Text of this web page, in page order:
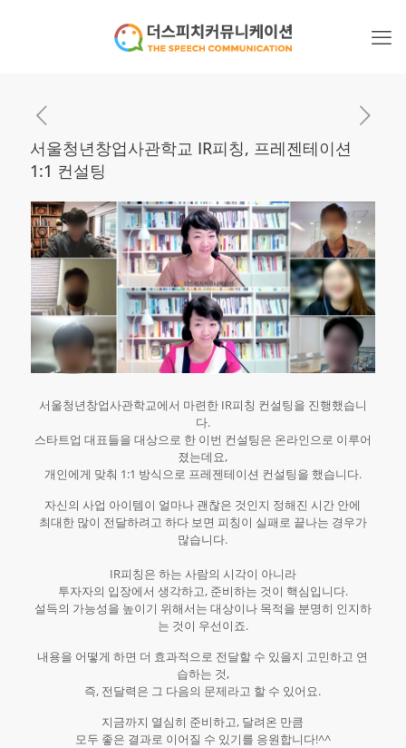
서울청년창업사관학교 IR피칭, 프레젠테이션
1:1 컨설팅
서울청년창업사관학교에서 마련한 IR피칭 컨설팅을 진행했습니
다.
스타트업 대표들을 대상으로 한 이번 컨설팅은 온라인으로 이루어
졌는데요,
개인에게 맞춰 1:1 방식으로 프레젠테이션 컨설팅을 했습니다.
자신의 사업 아이템이 얼마나 괜찮은 것인지 정해진 시간 안에
최대한 많이 전달하려고 하다 보면 피칭이 실패로 끝나는 경우가
많습니다.
IR피칭은 하는 사람의 시각이 아니라
투자자의 입장에서 생각하고, 준비하는 것이 핵심입니다.
설득의 가능성을 높이기 위해서는 대상이나 목적을 분명히 인지하
는 것이 우선이죠.
내용을 어떻게 하면 더 효과적으로 전달할 수 있을지 고민하고 연
습하는 것,
즉, 전달력은 그 다음의 문제라고 할 수 있어요.
지금까지 열심히 준비하고, 달려온 만큼
모두 좋은 결과로 이어질 수 있기를 응원합니다!^^